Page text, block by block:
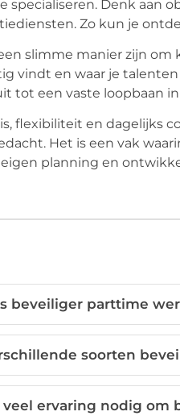
specialiseren. Denk aan
Zo kun je
slimme manier zijn
vindt en waar je
tot een vaste loopbaan
flexibiliteit en dagelijks
Het is een vak
planning en
beveiliger parttime
soorten
veel ervaring nodig om